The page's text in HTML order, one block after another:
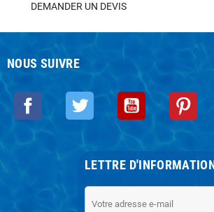
DEMANDER UN DEVIS
NOUS SUIVRE
Facebook Twitter YouTube
LETTRE